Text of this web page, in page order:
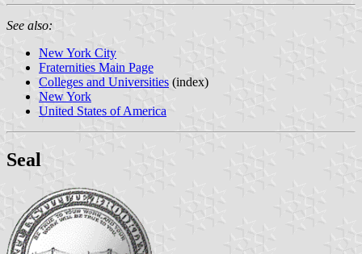
See also:
New York City
Fraternities Main Page
Colleges and Universities (index)
New York
United States of America
Seal